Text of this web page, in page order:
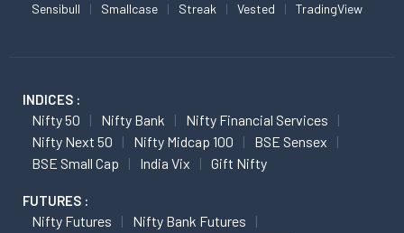
Sensibull Smallcase Streak Vested TradingView
INDICES :
Nifty 50 Nifty Bank
Nifty Financial Services
Nifty Next 50
Nifty Midcap 100
BSE Sensex
BSE Small Cap
India Vix Gift Nifty
FUTURES :
Nifty Futures
Nifty Bank Futures